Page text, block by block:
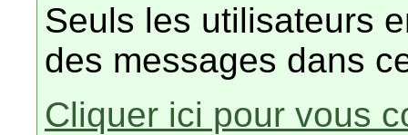
Seuls les utilisateurs
des messages dans
Cliquer ici pour vous